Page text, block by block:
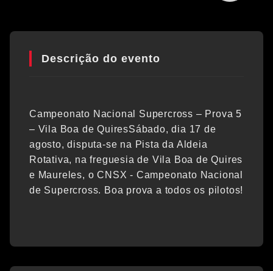
Descrição do evento
Campeonato Nacional Supercross – Prova 5
– Vila Boa de QuiresSábado, dia 17 de
agosto, disputa-se na Pista da Aldeia
Rotativa, na freguesia de Vila Boa de Quires
e Maureles, o CNSX - Campeonato Nacional
de Supercross. Boa prova a todos os pilotos!